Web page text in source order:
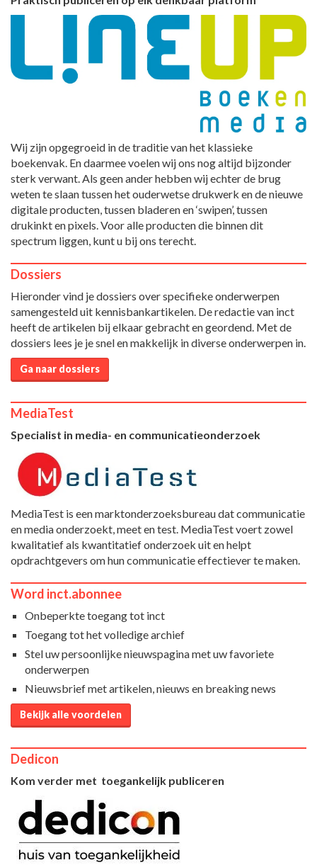
Wij zijn opgegroeid in de traditie van het klassieke
boekenvak. En daarmee voelen wij ons nog altijd bijzonder
sterk verwant. Als geen ander hebben wij echter de brug
weten te slaan tussen het ouderwetse drukwerk en de nieuwe
digitale producten, tussen bladeren en ‘swipen’, tussen
drukinkt en pixels. Voor alle producten die binnen dit
spectrum liggen, kunt u bij ons terecht.
Dossiers
Hieronder vind je dossiers over specifieke onderwerpen
samengesteld uit kennisbankartikelen. De redactie van inct
heeft de artikelen bij elkaar gebracht en geordend. Met de
dossiers lees je je snel en makkelijk in diverse onderwerpen in.
Ga naar dossiers
MediaTest
Specialist in media- en communicatieonderzoek
MediaTest is een marktonderzoeksbureau dat communicatie
en media onderzoekt, meet en test. MediaTest voert zowel
kwalitatief als kwantitatief onderzoek uit en helpt
opdrachtgevers om hun communicatie effectiever te maken.
Word inct.abonnee
Onbeperkte toegang tot inct
Toegang tot het volledige archief
Stel uw persoonlijke nieuwspagina met uw favoriete
onderwerpen
Nieuwsbrief met artikelen, nieuws en breaking news
Bekijk alle voordelen
Dedicon
Kom verder met toegankelijk publiceren